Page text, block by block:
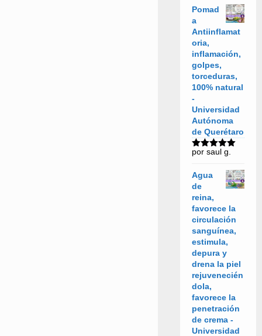
Pomad
a
Antiinflamat
oria,
inflamación,
golpes,
torceduras,
100% natural
-
Universidad
Autónoma
de Querétaro
Valorado
por saul g.
Agua
de
reina,
favorece la
circulación
sanguínea,
estimula,
depura y
drena la piel
rejuvenecién
dola,
favorece la
penetración
de crema -
Universidad